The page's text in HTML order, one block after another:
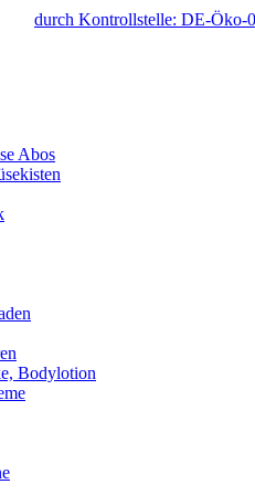
durch Kontrollstelle: DE-Öko-
Abos
Bodylotion